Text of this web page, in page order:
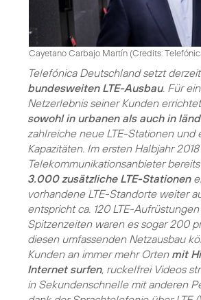
Cayetano Carbajo Martín (Credits:
Telefónica Deutschland setzt
bundesweiten LTE-Ausbau. Für
Netzerlebnis seiner Kunden
sowohl in urbanen als auch in
zahlreiche neue LTE-Stationen und
Kapazitäten. Im ersten Halbjahr
Telekommunikationsanbieter
3.000 zusätzliche LTE-Stationen
vorhandene LTE-Standorte weiter
entspricht ca. 120 LTE-
Spitzenzeiten waren es sogar 200
diesen umfassenden Netzausbau
Kunden an immer mehr Orten mit
Internet surfen, ruckelfrei Videos
in Sekundenschnelle mit anderen